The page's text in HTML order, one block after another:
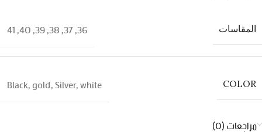
المقاسات 36
,
37
,
38
,
39
,
40
,
41
COLOR
Black,gold,Silver,white
مراجعات (0)